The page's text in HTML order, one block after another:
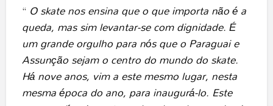
“ O skate nos ensina que o que importa não é a
queda, mas sim levantar-se com dignidade. É
um grande orgulho para nós que o Paraguai e
Assunção sejam o centro do mundo do skate.
Há nove anos, vim a este mesmo lugar, nesta
mesma época do ano, para inaugurá-lo. Este